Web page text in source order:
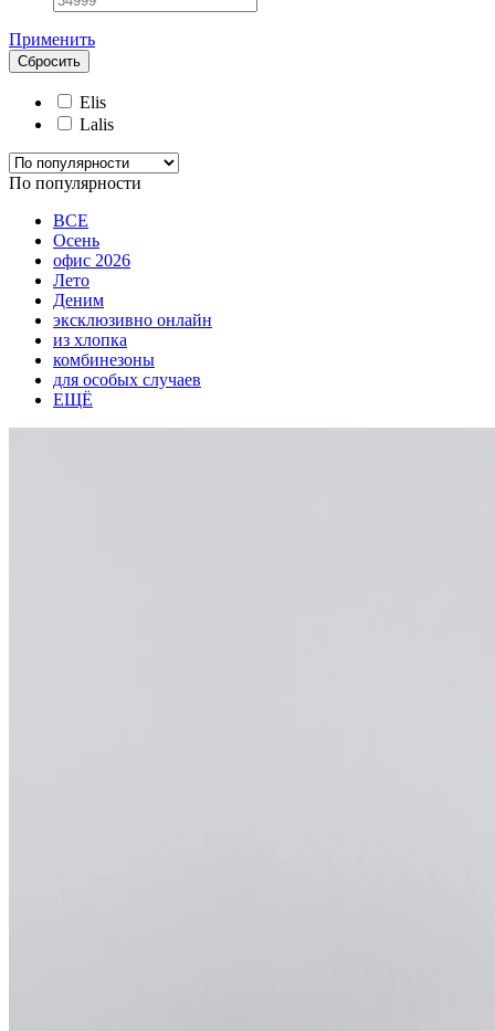
Применить
Сбросить
Elis
Lalis
По популярности
ВСЕ
Осень
офис 2026
Лето
Деним
эксклюзивно онлайн
из хлопка
комбинезоны
для особых случаев
ЕЩЁ